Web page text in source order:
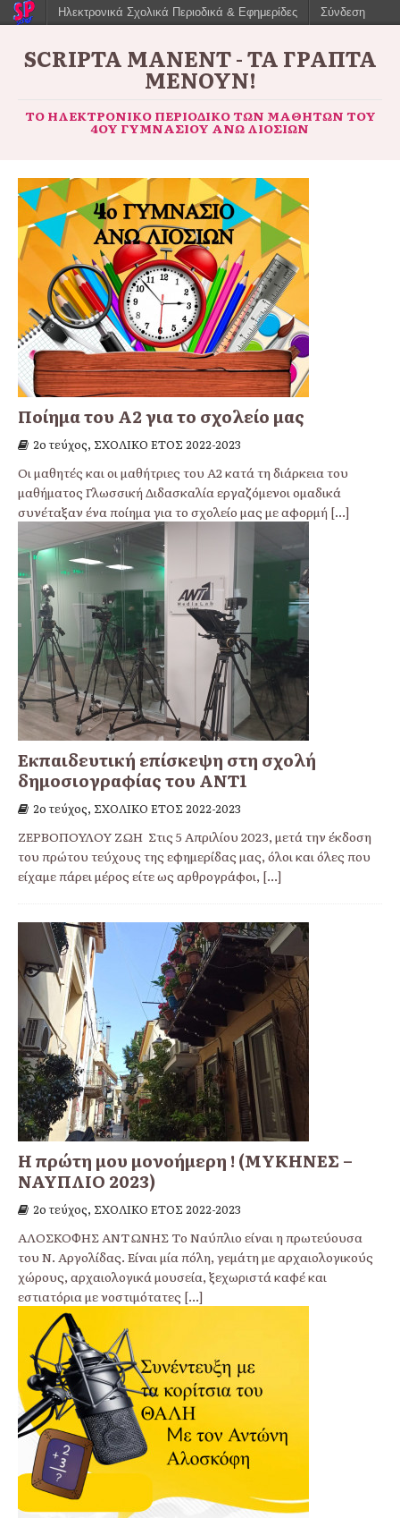
SCRIPTA MANENT - ΤΑ ΓΡΑΠΤΆ
ΜΈΝΟΥΝ!
ΤΟ ΗΛΕΚΤΡΟΝΙΚΌ ΠΕΡΙΟΔΙΚΌ ΤΩΝ ΜΑΘΗΤΏΝ ΤΟΥ
4ΟΥ ΓΥΜΝΑΣΊΟΥ ΆΝΩ ΛΙΟΣΊΩΝ
Ποίημα του Α2 για το σχολείο μας
2ο τεύχος, ΣΧΟΛΙΚΟ ΕΤΟΣ 2022-2023
Οι μαθητές και οι μαθήτριες του Α2 κατά τη διάρκεια του
μαθήματος Γλωσσική Διδασκαλία εργαζόμενοι ομαδικά
συνέταξαν ένα ποίημα για το σχολείο μας με αφορμή [...]
Eκπαιδευτική επίσκεψη στη σχολή
δημοσιογραφίας του ΑΝΤ1
2ο τεύχος, ΣΧΟΛΙΚΟ ΕΤΟΣ 2022-2023
ΖΕΡΒΟΠΟΥΛΟΥ ΖΩΗ Στις 5 Απριλίου 2023, μετά την έκδοση
του πρώτου τεύχους της εφημερίδας μας, όλοι και όλες που
είχαμε πάρει μέρος είτε ως αρθρογράφοι, [...]
Η πρώτη μου μονοήμερη ! (ΜΥΚΗΝΕΣ –
ΝΑΥΠΛΙΟ 2023)
2ο τεύχος, ΣΧΟΛΙΚΟ ΕΤΟΣ 2022-2023
ΑΛΟΣΚΟΦΗΣ ΑΝΤΩΝΗΣ Το Ναύπλιο είναι η πρωτεύουσα
του Ν. Αργολίδας. Είναι μία πόλη, γεμάτη με αρχαιολογικούς
χώρους, αρχαιολογικά μουσεία, ξεχωριστά καφέ και
εστιατόρια με νοστιμότατες [...]
Ηλεκτρονικά Σχολικά Περιοδικά & Εφημερίδες Σύνδεση